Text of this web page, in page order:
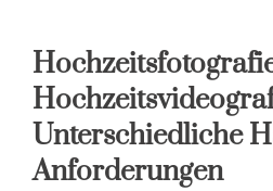
Unterschiedliche
Anforderungen